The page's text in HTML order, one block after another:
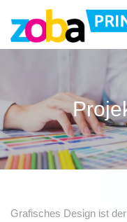
Grafisches Design ist